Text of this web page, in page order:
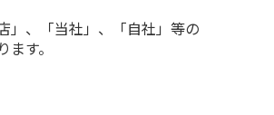
」、「当社」、「自社」等の
す。